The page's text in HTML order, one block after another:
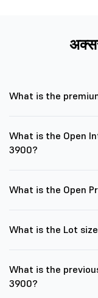
What is the
What is the Open
3900?
What is the Open
What is the Lot
What is the
3900?